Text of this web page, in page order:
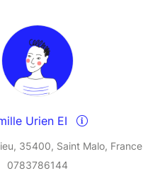
Urien EI
35400, Saint Malo, France
0783786144